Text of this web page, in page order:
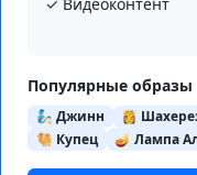
Популярные
🧞 Джинн 👸
🐫 Купец
🪔 Лампа